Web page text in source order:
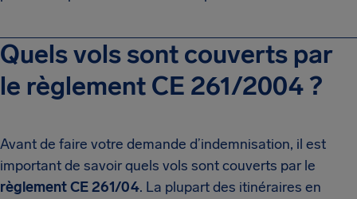
Quels vols sont couverts par
le règlement CE 261/2004 ?
Avant de faire votre demande d’indemnisation, il est
important de savoir quels vols sont couverts par le
règlement CE 261/04. La plupart des itinéraires en